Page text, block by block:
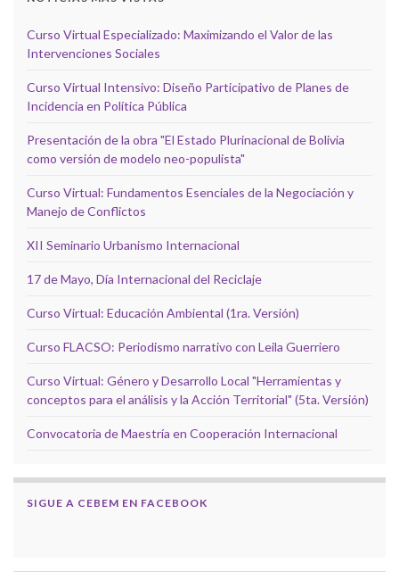
Curso Virtual Especializado: Maximizando el Valor de las
Intervenciones Sociales
Curso Virtual Intensivo: Diseño Participativo de Planes de
Incidencia en Política Pública
Presentación de la obra "El Estado Plurinacional de Bolivia
como versión de modelo neo-populista"
Curso Virtual: Fundamentos Esenciales de la Negociación y
Manejo de Conflictos
XII Seminario Urbanismo Internacional
17 de Mayo, Día Internacional del Reciclaje
Curso Virtual: Educación Ambiental (1ra. Versión)
Curso FLACSO: Periodismo narrativo con Leila Guerriero
Curso Virtual: Género y Desarrollo Local "Herramientas y
conceptos para el análisis y la Acción Territorial" (5ta. Versión)
Convocatoria de Maestría en Cooperación Internacional
SIGUE A CEBEM EN FACEBOOK